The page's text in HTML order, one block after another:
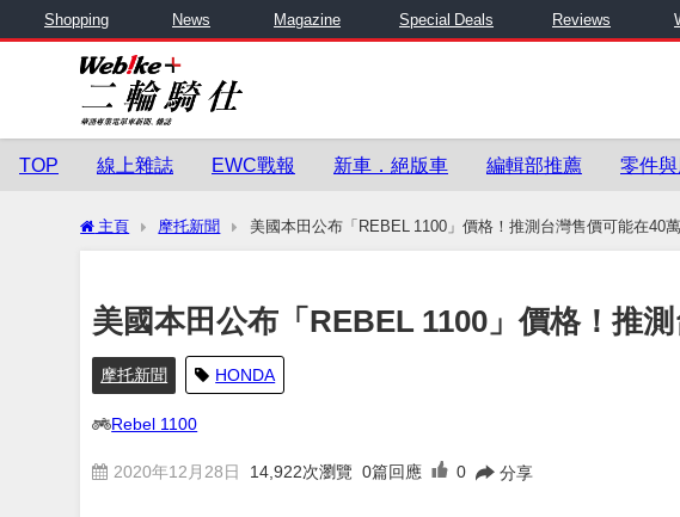
Shopping News Magazine Special Deals Reviews
TOP 線上雜誌 EWC戰報 新車．絕版車 編輯部推薦 零件
主頁 摩托新聞 美國本田公布「REBEL 1100」價格！推測台灣售價可能在40
美國本田公布「REBEL 1100」價格！推
摩托新聞 HONDA
Rebel 1100
2020年12月28日 14,922次瀏覽 0篇回應 0 分享